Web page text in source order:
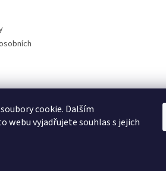
cookie. Dalším
webu vyjadřujete souhlas s jejich
nahradni-uhliky.cz